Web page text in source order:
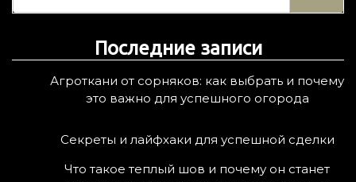
й
Последние записи
Агроткани от сорняков: как выбрать и почему
это важно для успешного огорода
Секреты и лайфхаки для успешной сделки
Что такое теплый шов и почему он станет